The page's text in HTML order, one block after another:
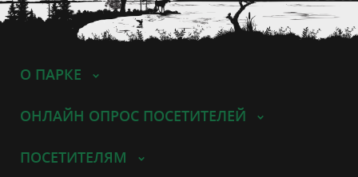
О ПАРКЕ
ОНЛАЙН ОПРОС ПОСЕТИТЕЛЕЙ
ПОСЕТИТЕЛЯМ